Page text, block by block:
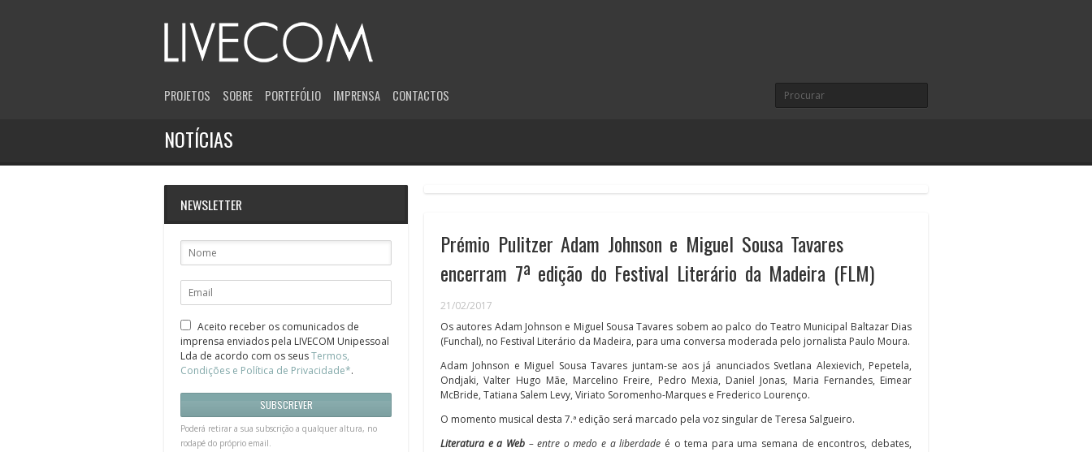
PROJETOS SOBRE PORTEFÓLIO IMPRENSA CONTACTOS
NOTÍCIAS
NEWSLETTER
Aceito receber os comunicados de
imprensa enviados pela LIVECOM Unipessoal
Lda de acordo com os seusTermos,
Condições e Política de Privacidade*.
Poderá retirar a sua subscrição a qualquer altura, no
rodapé do próprio email.
Prémio Pulitzer Adam Johnson e Miguel Sousa Tavares
encerram 7ª edição do Festival Literário da Madeira (FLM)
21/02/2017
Os autores Adam Johnson e Miguel Sousa Tavares sobem ao palco do Teatro Municipal Baltazar Dias
(Funchal), no Festival Literário da Madeira, para uma conversa moderada pelo jornalista Paulo Moura.
Adam Johnson e Miguel Sousa Tavares juntam-se aos já anunciados Svetlana Alexievich, Pepetela,
Ondjaki, Valter Hugo Mãe, Marcelino Freire, Pedro Mexia, Daniel Jonas, Maria Fernandes, Eimear
McBride, Tatiana Salem Levy, Viriato Soromenho-Marques e Frederico Lourenço.
O momento musical desta 7.ª edição será marcado pela voz singular de Teresa Salgueiro.
Literatura e a Web – entre o medo e a liberdade é o tema para uma semana de encontros, debates,